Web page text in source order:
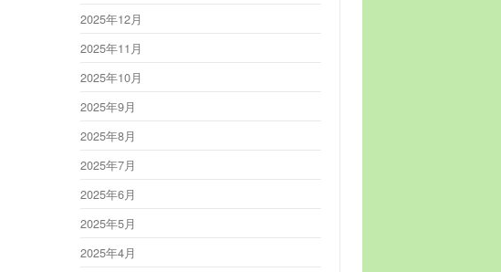
2025年12月
2025年11月
2025年10月
2025年9月
2025年8月
2025年7月
2025年6月
2025年5月
2025年4月